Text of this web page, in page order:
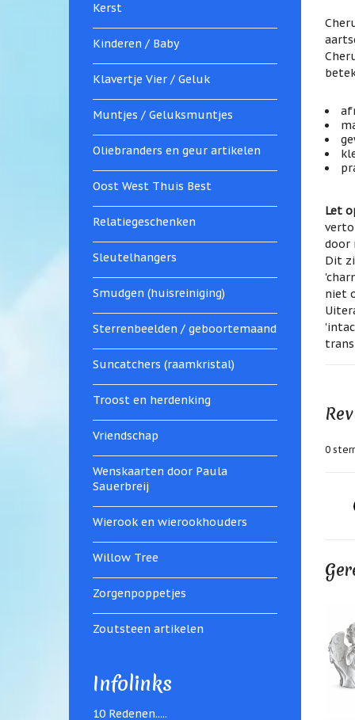
Kerst
Kinderen / Baby
Klavertje Vier / Geluk
Muntjes / Geluksmuntjes
Oliebranders en geur artikelen
Oost West Thuis Best
Relatiegeschenken
Sleutelhangers
Smudgen (huisreiniging)
Sterrenbeelden / geboortemaand
Suncatchers (raamkristal)
Troost en herdenking
Vriendschap
Wenskaarten door Paula
Sauerbreij
Wierook en wierookhouders
Willow Tree
Zorgenpoppetjes
Zoutsteen artikelen
Infolinks
10 Redenen.....
Let
door
Dit
niet
0